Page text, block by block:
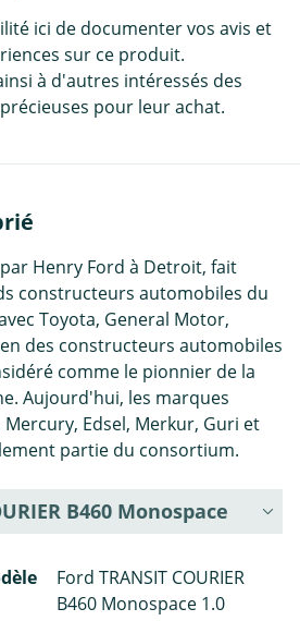
ici de documenter vos avis et
sur ce produit.
à d'autres intéressés des
pour leur achat.
Henry Ford à Detroit, fait
constructeurs automobiles du
Toyota, General Motor,
des constructeurs automobiles
comme le pionnier de la
Aujourd'hui, les marques
Edsel, Merkur, Guri et
partie du consortium.
B460 Monospace
Ford TRANSIT COURIER
B460 Monospace 1.0